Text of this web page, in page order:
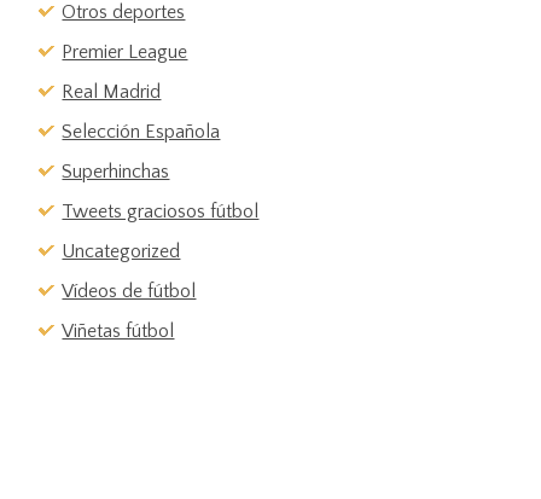
Otros deportes
Premier League
Real Madrid
Selección Española
Superhinchas
Tweets graciosos fútbol
Uncategorized
Vídeos de fútbol
Viñetas fútbol